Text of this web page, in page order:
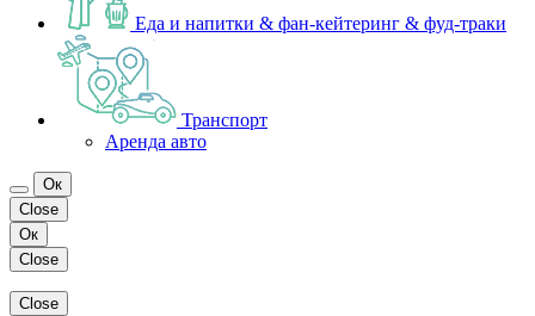
Еда и напитки & фан-кейтеринг & фуд-траки
Транспорт
Аренда авто
Ок
Close
Ок
Close
Close